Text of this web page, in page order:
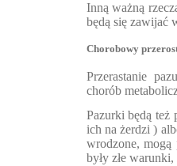
Inną ważną
będą się zawijać
Chorobowy
Przerastanie
chorób
Pazurki będą też
ich na żerdzi )
wrodzone,
były złe